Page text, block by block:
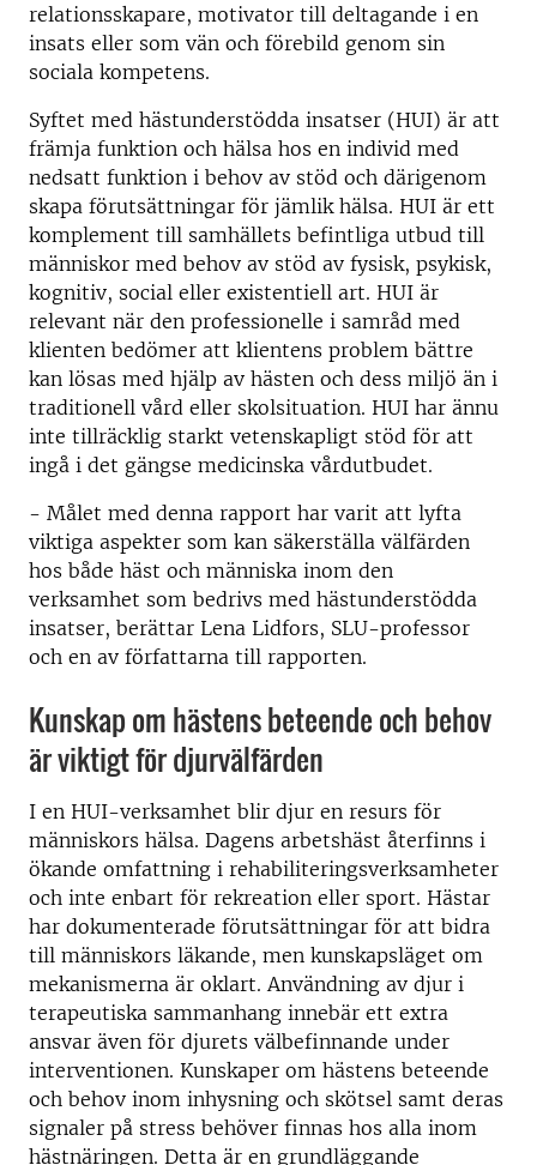
relationsskapare, motivator till deltagande i en
insats eller som vän och förebild genom sin
sociala kompetens.
Syftet med hästunderstödda insatser (HUI) är att
främja funktion och hälsa hos en individ med
nedsatt funktion i behov av stöd och därigenom
skapa förutsättningar för jämlik hälsa. HUI är ett
komplement till samhällets befintliga utbud till
människor med behov av stöd av fysisk, psykisk,
kognitiv, social eller existentiell art. HUI är
relevant när den professionelle i samråd med
klienten bedömer att klientens problem bättre
kan lösas med hjälp av hästen och dess miljö än i
traditionell vård eller skolsituation. HUI har ännu
inte tillräcklig starkt vetenskapligt stöd för att
ingå i det gängse medicinska vårdutbudet.
- Målet med denna rapport har varit att lyfta
viktiga aspekter som kan säkerställa välfärden
hos både häst och människa inom den
verksamhet som bedrivs med hästunderstödda
insatser, berättar Lena Lidfors, SLU-professor
och en av författarna till rapporten.
Kunskap om hästens beteende och behov
är viktigt för djurvälfärden
I en HUI-verksamhet blir djur en resurs för
människors hälsa. Dagens arbetshäst återfinns i
ökande omfattning i rehabiliteringsverksamheter
och inte enbart för rekreation eller sport. Hästar
har dokumenterade förutsättningar för att bidra
till människors läkande, men kunskapsläget om
mekanismerna är oklart. Användning av djur i
terapeutiska sammanhang innebär ett extra
ansvar även för djurets välbefinnande under
interventionen. Kunskaper om hästens beteende
och behov inom inhysning och skötsel samt deras
signaler på stress behöver finnas hos alla inom
hästnäringen. Detta är en grundläggande